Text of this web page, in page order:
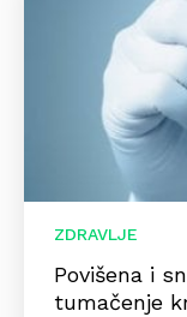
ZDRAVLJE
Povišena i
tumačenje